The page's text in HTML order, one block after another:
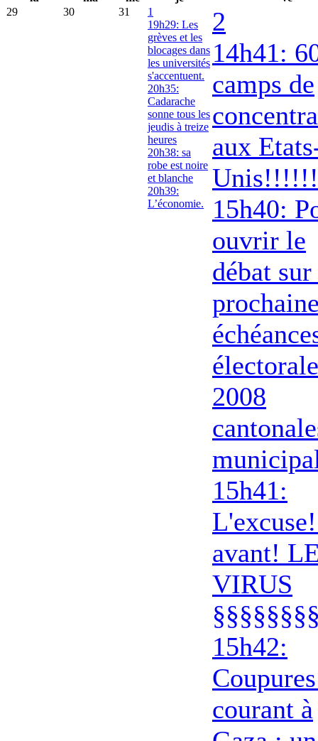
29
30 31
1
19h29: Les
grèves et les
blocages dans
les universités
s'accentuent.
20h35:
Cadarache
sonne tous les
jeudis à treize
heures
20h38: sa
robe est noire
et blanche
20h39:
L’économie.
2
14h41:
camps de
aux
Unis!!!!!!
15h40:
ouvrir le
débat
2008
15h41:
avant!
VIRUS
15h42:
courant à